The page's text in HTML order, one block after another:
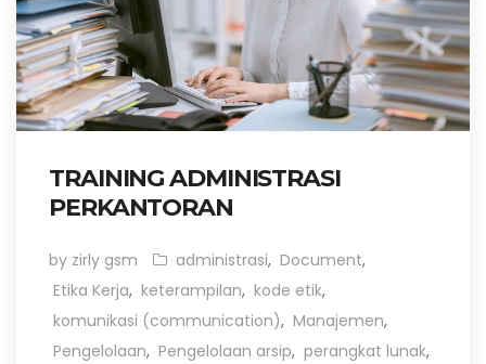
TRAINING ADMINISTRASI
PERKANTORAN
by zirly gsm administrasi, Document,
Etika Kerja, keterampilan, kode etik,
komunikasi (communication), Manajemen,
Pengelolaan, Pengelolaan arsip, perangkat lunak,